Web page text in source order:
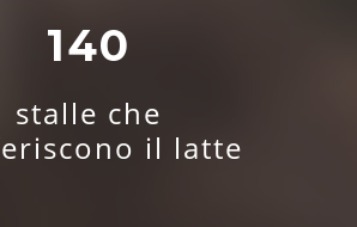
140
stalle che
il latte